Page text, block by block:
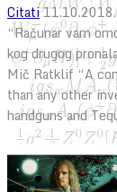
Citati11.10.2018.
“Računar vam
kog drugog
Mič Ratklif “A
than any other
handguns and